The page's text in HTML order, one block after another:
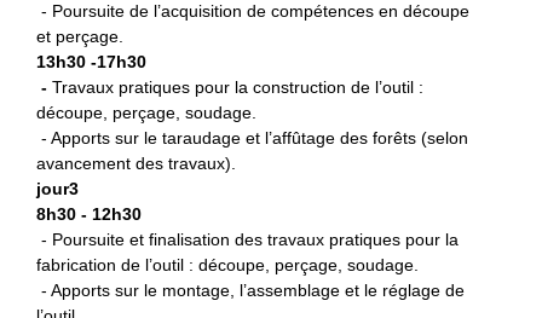
- Poursuite de l’acquisition de compétences en découpe
et perçage.
13h30 -17h30
- Travaux pratiques pour la construction de l’outil :
découpe, perçage, soudage.
- Apports sur le taraudage et l’affûtage des forêts (selon
avancement des travaux).
jour3
8h30 - 12h30
- Poursuite et finalisation des travaux pratiques pour la
fabrication de l’outil : découpe, perçage, soudage.
- Apports sur le montage, l’assemblage et le réglage de